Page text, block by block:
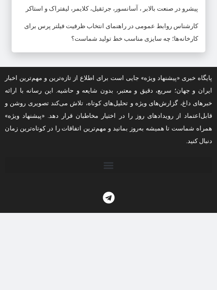
پیشرو در صنعت بالابر ، آسانسور، جرثقیل، کلایمر، لیفتراک و استاکر
کارشناس روابط عمومی در راهنمای انتخاب ظرفیت فیلتر پرس برای
کارخانه‌ها؛ چه سایزی مناسب خط تولید شماست؟
پایگاه خبری «پیشنهاد ویژه» جایی است برای اطلاع از تازه‌ترین و مهم‌ترین اخبار
ایران و جهان؛ سریع، دقیق و معتبر، بدون شایعه و حاشیه. این رسانه با ارائه
خبرهای داغ، گزارش‌های ویژه و تحلیل‌های کوتاه، تلاش می‌کند تصویری روشن و
قابل‌اعتماد از رویدادهای روز را در اختیار مخاطبان قرار دهد. «پیشنهاد ویژه»
همراه شماست تا همیشه به‌روز بمانید و مهم‌ترین اتفاقات را در کوتاه‌ترین زمان
دنبال کنید.